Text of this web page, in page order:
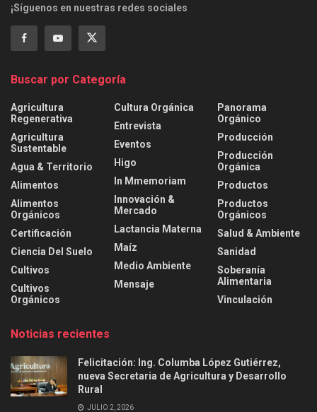
¡Síguenos en nuestras redes sociales
Buscar por Categoría
Agricultura
Regenerativa
Agricultura
Sustentable
Agua & Territorio
Alimentos
Alimentos
Orgánicos
Certificación
Ciencia Del Suelo
Cultivos
Cultivos
Orgánicos
Cultura Orgánica
Entrevista
Eventos
Higo
In Mmemoriam
Innovación &
Mercado
Lactancia Materna
Maíz
Medio Ambiente
Mensaje
Panorama
Orgánico
Producción
Producción
Orgánica
Productos
Productos
Orgánicos
Salud & Ambiente
Sanidad
Soberanía
Alimentaria
Vinculación
Noticias recientes
Felicitación: Ing. Columba López Gutiérrez,
nueva Secretaria de Agricultura y Desarrollo
Rural
JULIO 2, 2026